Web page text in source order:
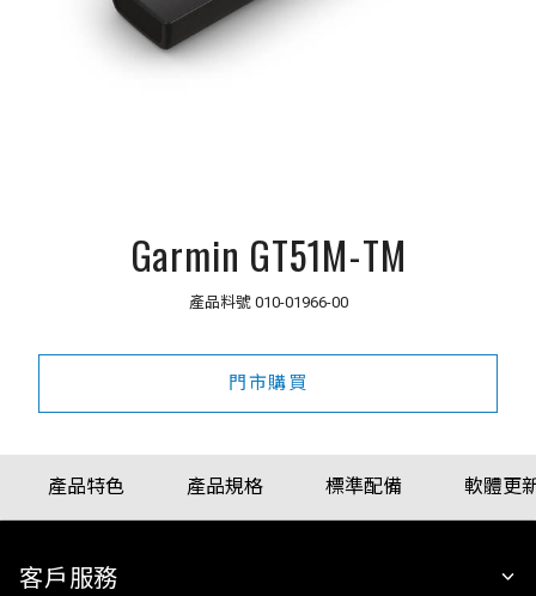
Garmin GT51M-TM
產品料號 010-01966-00
門市購買
產品特色 產品規格 標準配備 軟體更
客戶服務